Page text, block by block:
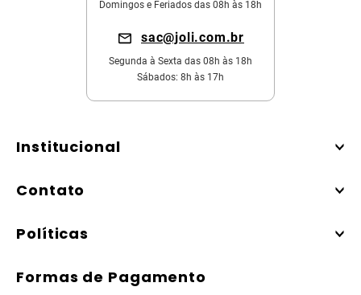
Domingos e Feriados das 08h às 18h
sac@joli.com.br
Segunda à Sexta das 08h às 18h
Sábados: 8h às 17h
Institucional
Contato
Políticas
Formas de Pagamento